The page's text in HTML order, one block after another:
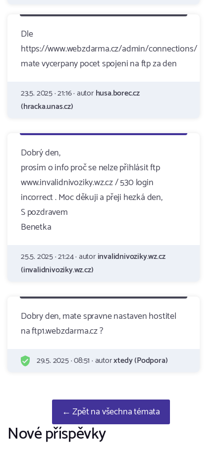
Dle
https://www.webzdarma.cz/admin/connections/
mate vycerpany pocet spojeni na ftp za den
23.5. 2025 · 21:16 · autorhusa.borec.cz
(hracka.unas.cz)
Dobrý den,
prosím o info proč se nelze přihlásit ftp
www.invalidnivoziky.wz.cz / 530 login
incorrect . Moc děkuji a přeji hezká den,
S pozdravem
Benetka
25.5. 2025 · 21:24 · autorinvalidnivoziky.wz.cz
(invalidnivoziky.wz.cz)
Dobry den, mate spravne nastaven hostitel
na ftp1.webzdarma.cz ?
29.5. 2025 · 08:51 · autorxtedy (Podpora)
← Zpět na všechna témata
Nové příspěvky